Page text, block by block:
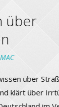
über
über
klärt über